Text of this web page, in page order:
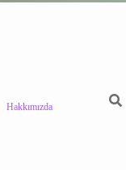
Hakkımızda